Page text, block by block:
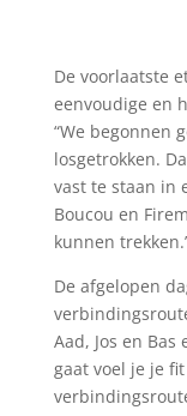
De voorlaatste
eenvoudige en
“We begonnen
losgetrokken.
vast te staan in
Boucou en
kunnen
De afgelopen
Aad, Jos en
gaat voel je je